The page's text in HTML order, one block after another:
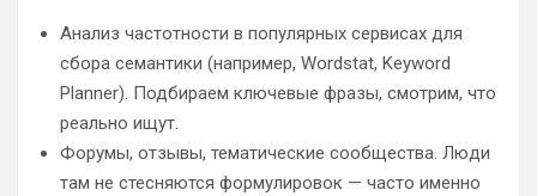
Анализ частотности в популярных сервисах для
сбора семантики (например, Wordstat, Keyword
Planner). Подбираем ключевые фразы, смотрим, что
реально ищут.
Форумы, отзывы, тематические сообщества. Люди
там не стесняются формулировок — часто именно